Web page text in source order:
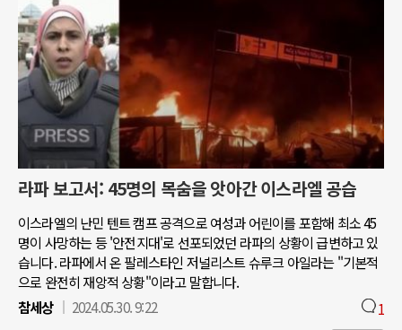
라파 보고서: 45명의 목숨을 앗아간 이스라엘 공습
이스라엘의 난민 텐트 캠프 공격으로 여성과 어린이를 포함해 최소 45
명이 사망하는 등 '안전지대'로 선포되었던 라파의 상황이 급변하고 있
습니다. 라파에서 온 팔레스타인 저널리스트 슈루크 아일라는 "기본적
으로 완전히 재앙적 상황"이라고 말합니다.
참세상
2024.05.30. 9:22 1